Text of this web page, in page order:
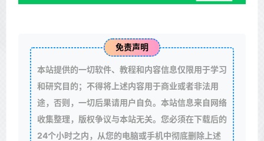
免责声明
本站提供的一切软件、教程和内容信息仅限用于学习
和研究目的；不得将上述内容用于商业或者非法用
途，否则，一切后果请用户自负。本站信息来自网络
收集整理，版权争议与本站无关。您必须在下载后的
24个小时之内，从您的电脑或手机中彻底删除上述